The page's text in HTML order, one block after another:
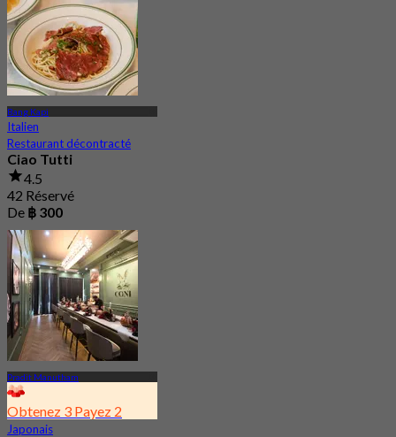
Bang Kapi
Italien
Restaurant décontracté
Ciao Tutti
4.5
42 Réservé
De ฿ 300
Pradit Manutham
Obtenez 3 Payez 2
Japonais